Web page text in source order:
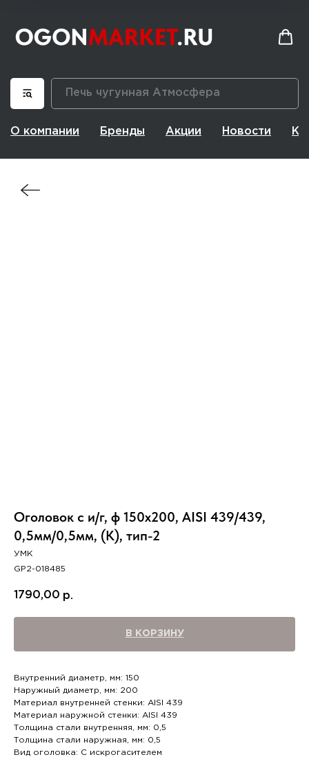
О компании Бренды Акции Новости
Оголовок с и/г, ф 150х200, AISI 439/439,
0,5мм/0,5мм, (К), тип-2
УМК
GP2-018485
1790,00 р.
В КОРЗИНУ
Внутренний диаметр, мм: 150
Наружный диаметр, мм: 200
Материал внутренней стенки: AISI 439
Материал наружной стенки: AISI 439
Толщина стали внутренняя, мм: 0,5
Толщина стали наружная, мм: 0,5
Вид оголовка: С искрогасителем